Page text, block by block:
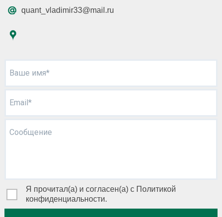
quant_vladimir33@mail.ru
Ваше имя*
Email*
Сообщение
Я прочитал(а) и согласен(а) с Политикой
конфиденциальности.